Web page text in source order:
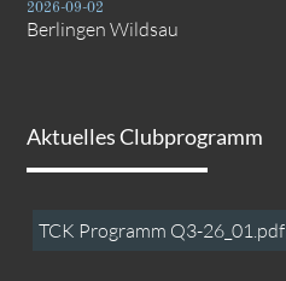
2026-09-02
Berlingen Wildsau
Aktuelles Clubprogramm
TCK Programm Q3-26_01.pdf